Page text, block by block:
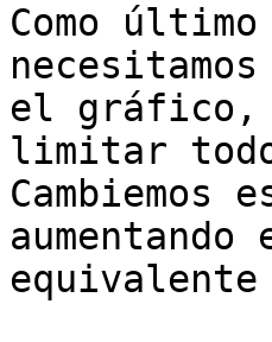
Como
el gráfico,
limitar